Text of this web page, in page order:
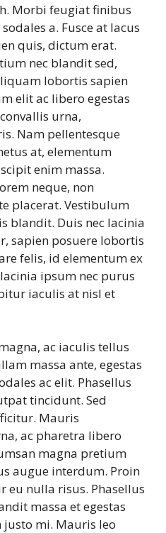
Morbi feugiat finibus
a. Fusce at lacus
quis, dictum erat.
nec blandit sed,
lobortis sapien
elit ac libero egestas
urna,
Nam pellentesque
at, elementum
enim massa.
neque, non
placerat. Vestibulum
blandit. Duis nec lacinia
sapien posuere lobortis
felis, id elementum ex
ipsum nec purus
iaculis at nisl et
ac iaculis tellus
massa ante, egestas
ac elit. Phasellus
tincidunt. Sed
Mauris
ac pharetra libero
magna pretium
augue interdum. Proin
eu nulla risus. Phasellus
massa et egestas
justo mi. Mauris leo